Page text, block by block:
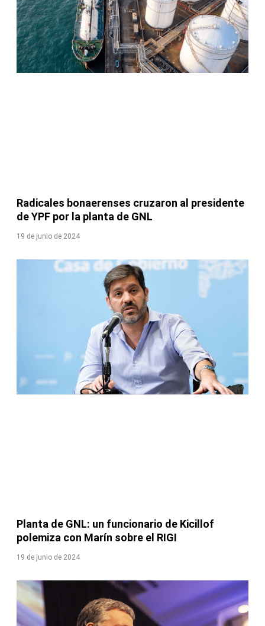
Radicales bonaerenses cruzaron al presidente
de YPF por la planta de GNL
19 de junio de 2024
Planta de GNL: un funcionario de Kicillof
polemiza con Marín sobre el RIGI
19 de junio de 2024